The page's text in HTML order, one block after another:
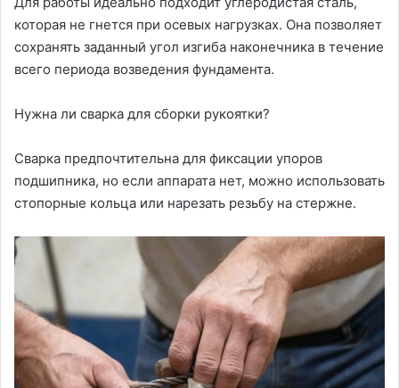
которая не гнется при осевых нагрузках. Она позволяет
сохранять заданный угол изгиба наконечника в течение
всего периода возведения фундамента.
Нужна ли сварка для сборки рукоятки?
Сварка предпочтительна для фиксации упоров
подшипника, но если аппарата нет, можно использовать
стопорные кольца или нарезать резьбу на стержне.